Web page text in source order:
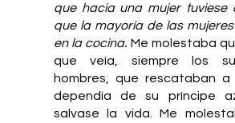
que hacía una mujer tuviese
que la mayoría de las
en la cocina. Me molestaba
que veía, siempre los
hombres, que rescataban
dependía de su príncipe
salvase la vida. Me